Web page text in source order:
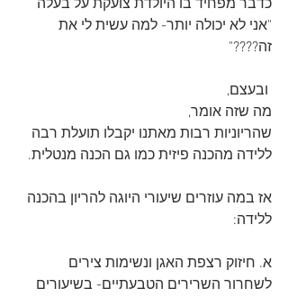
כדבר מפחיד בו היולדת צועקת על בעלה
"אני לא יכולה יותר- למה עשית לי את
זה????"
מה שזה אומר,
שהריוניות רבות מאתנו יקבלו תועלת רבה
ללידה מהכנה פיזית כמו גם הכנה מנטלית.
אז במה עוזרים שיעורי היוגה להריון בהכנה
ללידה:
א. חיזוק רצפת האגן ונשימות צירים
לשחרור השרירים הטבעתיים- בשיעורים